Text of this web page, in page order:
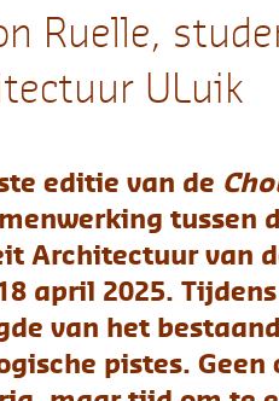
Semaine Transversale
en studenten van de
Universiteit Luik, vond
week verkenden we in
universitair curriculum
studiepunten en
en samen
de deelnemers twee
en het oude
een ludieke en